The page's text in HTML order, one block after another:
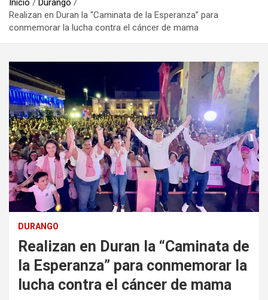
Inicio
Durango
Realizan en Duran la “Caminata de la Esperanza” para
conmemorar la lucha contra el cáncer de mama
DURANGO
Realizan en Duran la “Caminata de
la Esperanza” para conmemorar la
lucha contra el cáncer de mama